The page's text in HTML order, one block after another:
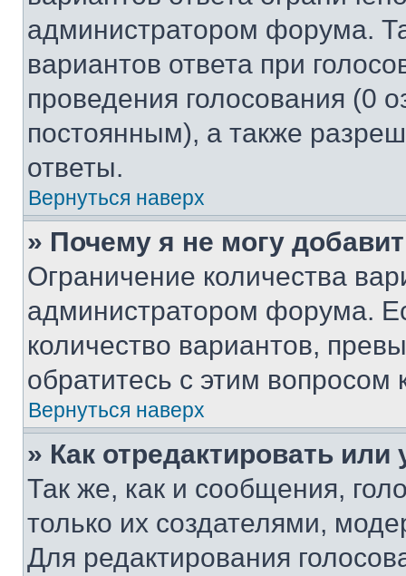
администратором форума.
вариантов ответа при
проведения голосования (0
постоянным), а также
ответы.
Вернуться наверх
» Почему я не могу
Ограничение количества
администратором форума.
количество вариантов,
обратитесь с этим вопросом
Вернуться наверх
» Как отредактировать
Так же, как и сообщения,
только их создателями,
Для редактирования